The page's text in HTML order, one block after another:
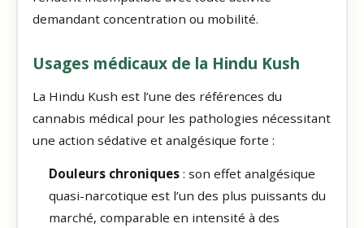
demandant concentration ou mobilité.
Usages médicaux de la Hindu Kush
La Hindu Kush est l’une des références du
cannabis médical pour les pathologies nécessitant
une action sédative et analgésique forte :
Douleurs chroniques: son effet analgésique
quasi-narcotique est l’un des plus puissants du
marché, comparable en intensité à des